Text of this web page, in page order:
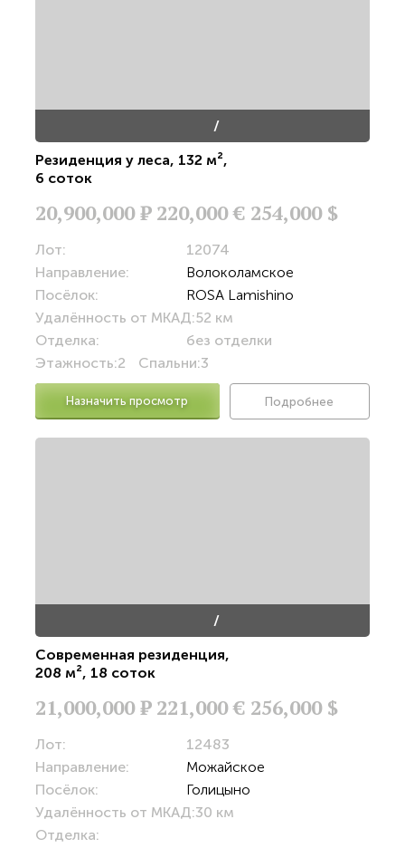
/
Резиденция у леса, 132 м²,
6 соток
20,900,000Р 220,000 € 254,000 $
Лот:
12074
Направление:
Волоколамское
Посёлок:
ROSA Lamishino
Удалённость от МКАД:52 км
Отделка:
без отделки
Этажность:2 Спальни:3
Назначить просмотр Подробнее
/
Современная резиденция,
208 м², 18 соток
21,000,000Р 221,000 € 256,000 $
Лот:
12483
Направление:
Можайское
Посёлок:
Голицыно
Удалённость от МКАД:30 км
Отделка: